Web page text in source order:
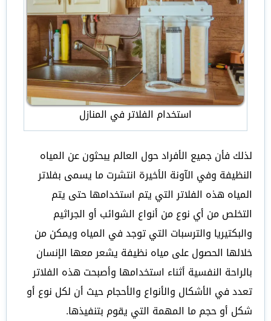
استخدام الفلاتر في المنازل
لذلك فأن جميع الأفراد حول العالم يبحثون عن المياه
النظيفة وفي الآونة الأخيرة انتشرت ما يسمى بفلاتر
المياه هذه الفلاتر التي يتم استخدامها حتى يتم
التخلص من أي نوع من أنواع الشوائب أو الجراثيم
والبكتيريا والترسبات التي توجد في المياه ويمكن من
خلالها الحصول على مياه نظيفة يشعر معها الإنسان
بالراحة النفسية أثناء استخدامها وأصبحت هذه الفلاتر
تعدد في الأشكال والأنواع والأحجام حيث أن لكل نوع أو
شكل أو حجم ما المهمة التي يقوم بتنفيذها.